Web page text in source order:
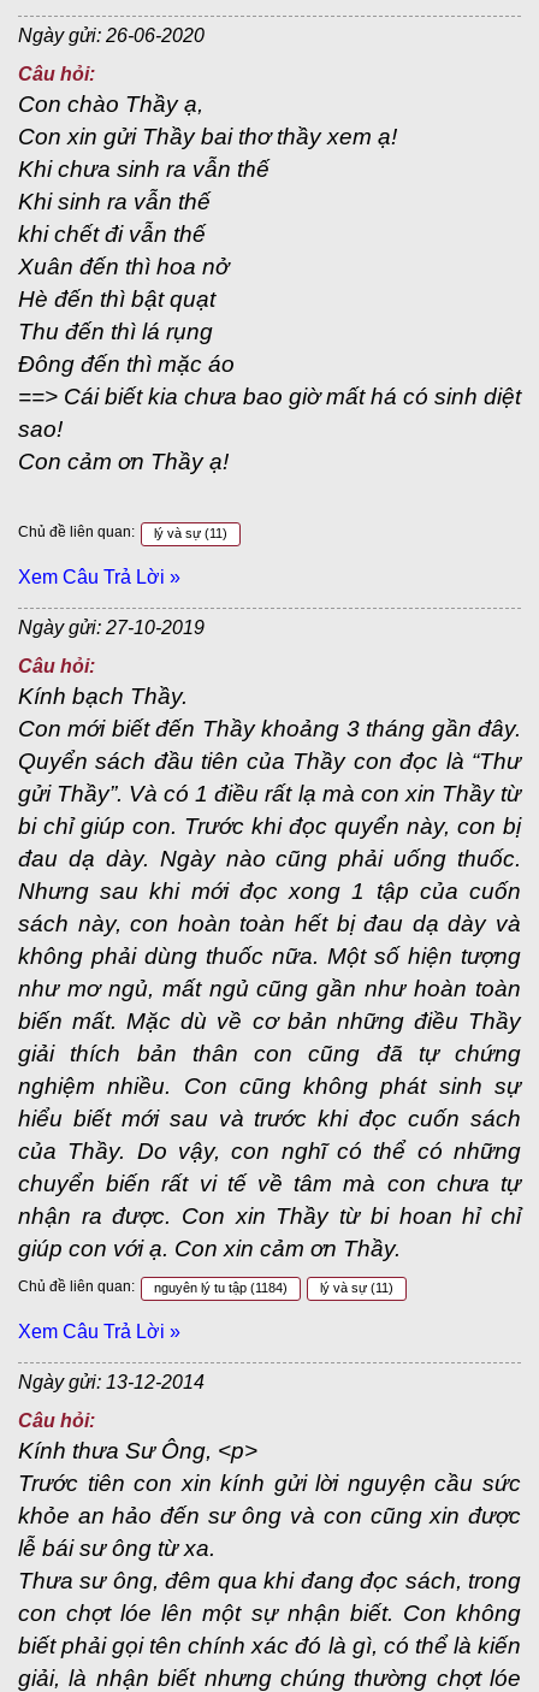
Ngày gửi: 26-06-2020
Câu hỏi:
Con chào Thầy ạ,
Con xin gửi Thầy bai thơ thầy xem ạ!
Khi chưa sinh ra vẫn thế
Khi sinh ra vẫn thế
khi chết đi vẫn thế
Xuân đến thì hoa nở
Hè đến thì bật quạt
Thu đến thì lá rụng
Đông đến thì mặc áo
==> Cái biết kia chưa bao giờ mất há có sinh diệt
sao!
Con cảm ơn Thầy ạ!
Chủ đề liên quan: lý và sự (11)
Xem Câu Trả Lời »
Ngày gửi: 27-10-2019
Câu hỏi:
Kính bạch Thầy.
Con mới biết đến Thầy khoảng 3 tháng gần đây.
Quyển sách đầu tiên của Thầy con đọc là “Thư
gửi Thầy”. Và có 1 điều rất lạ mà con xin Thầy từ
bi chỉ giúp con. Trước khi đọc quyển này, con bị
đau dạ dày. Ngày nào cũng phải uống thuốc.
Nhưng sau khi mới đọc xong 1 tập của cuốn
sách này, con hoàn toàn hết bị đau dạ dày và
không phải dùng thuốc nữa. Một số hiện tượng
như mơ ngủ, mất ngủ cũng gần như hoàn toàn
biến mất. Mặc dù về cơ bản những điều Thầy
giải thích bản thân con cũng đã tự chứng
nghiệm nhiều. Con cũng không phát sinh sự
hiểu biết mới sau và trước khi đọc cuốn sách
của Thầy. Do vậy, con nghĩ có thể có những
chuyển biến rất vi tế về tâm mà con chưa tự
nhận ra được. Con xin Thầy từ bi hoan hỉ chỉ
giúp con với ạ. Con xin cảm ơn Thầy.
Chủ đề liên quan: nguyên lý tu tập (1184) lý và sự (11)
Xem Câu Trả Lời »
Ngày gửi: 13-12-2014
Câu hỏi:
Kính thưa Sư Ông, <p>
Trước tiên con xin kính gửi lời nguyện cầu sức
khỏe an hảo đến sư ông và con cũng xin được
lễ bái sư ông từ xa.
Thưa sư ông, đêm qua khi đang đọc sách, trong
con chợt lóe lên một sự nhận biết. Con không
biết phải gọi tên chính xác đó là gì, có thể là kiến
giải, là nhận biết nhưng chúng thường chợt lóe